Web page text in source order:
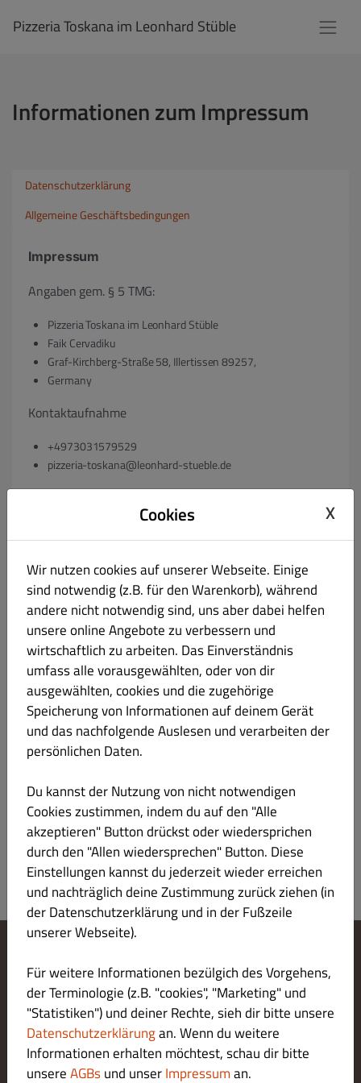
Pizzeria Toskana im Leonhard Stüble
Informationen zum Impressum
Datenschutzerklärung
Allgemeine Geschäftsbedingungen
Impressum
Angaben gem. § 5 TMG:
Pizzeria Toskana im Leonhard Stüble
Faik Cervadiku
Graf-Kirchberg-Straße 58, Illertissen 89257,
Germany
Kontaktaufnahme
+4973031579529
pizzeria-toskana@leonhard-stueble.de
ggf. Umsatzsteuer-Identifikationsnummer gem. § 27 a
Umsatzsteuergesetz:
VAT:
ggf. Geschäftsführer:
Verantwortlicher gemäß § 55 Abs.2 RStV
Streitbeilegung:
https://ec.europa.eu/consumers/odr/main/index.cfm
Cookie-Einstellungen ändern
Kontaktiere uns
Datenschutzerklärung
Allgemeine Geschäftsbedingungen
Impressum
LIEFERUNG ZAHLUNGSARTEN
Cookies X
Wir nutzen cookies auf unserer Webseite. Einige
sind notwendig (z.B. für den Warenkorb), während
andere nicht notwendig sind, uns aber dabei helfen
unsere online Angebote zu verbessern und
wirtschaftlich zu arbeiten. Das Einverständnis
umfass alle vorausgewählten, oder von dir
ausgewählten, cookies und die zugehörige
Speicherung von Informationen auf deinem Gerät
und das nachfolgende Auslesen und verarbeiten der
persönlichen Daten.
Du kannst der Nutzung von nicht notwendigen
Cookies zustimmen, indem du auf den "Alle
akzeptieren" Button drückst oder wiedersprichen
durch den "Allen wiedersprechen" Button. Diese
Einstellungen kannst du jederzeit wieder erreichen
und nachträglich deine Zustimmung zurück ziehen (in
der Datenschutzerklärung und in der Fußzeile
unserer Webseite).
Für weitere Informationen bezülgich des Vorgehens,
der Terminologie (z.B. "cookies", "Marketing" und
"Statistiken") und deiner Rechte, sieh dir bitte unsere
Datenschutzerklärungan. Wenn du weitere
Informationen erhalten möchtest, schau dir bitte
unsereAGBsund unserImpressuman.